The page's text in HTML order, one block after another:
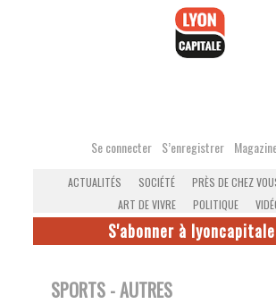
Se connecter S’enregistrer
ACTUALITÉS SOCIÉTÉ PRÈS DE CHEZ
ART DE VIVRE
POLITIQUE
S'abonner à
SPORTS - AUTRES